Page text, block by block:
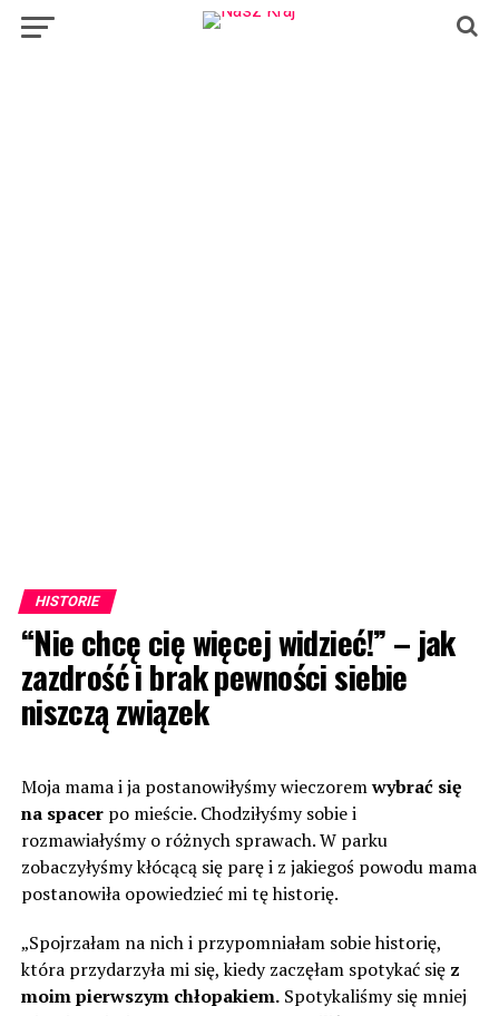
HISTORIE
“Nie chcę cię więcej widzieć!” – jak
zazdrość i brak pewności siebie
niszczą związek
Moja mama i ja postanowiłyśmy wieczoremwybrać się
na spacerpo mieście. Chodziłyśmy sobie i
rozmawiałyśmy o różnych sprawach. W parku
zobaczyłyśmy kłócącą się parę i z jakiegoś powodu mama
postanowiła opowiedzieć mi tę historię.
„Spojrzałam na nich i przypomniałam sobie historię,
która przydarzyła mi się, kiedy zaczęłam spotykać się z
moim pierwszym chłopakiem.Spotykaliśmy się mniej